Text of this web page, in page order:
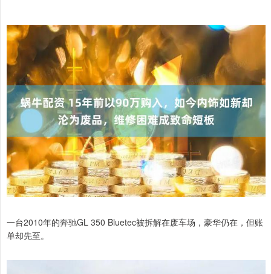
一台2010年的奔驰GL 350 Bluetec被拆解在废车场，豪华仍在，但账
单却先至。